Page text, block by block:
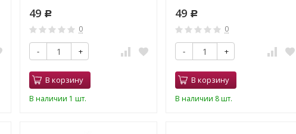
49 Р
0
- +
В корзину
В наличии 1 шт.
49 Р
0
- +
В корзину
В наличии 8 шт.